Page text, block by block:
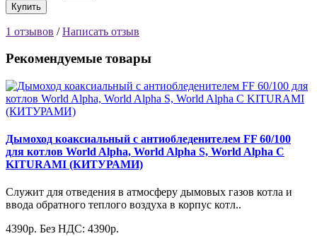
Купить
1 отзывов /Написать отзыв
Рекомендуемые товары
Дымоход коаксиальный с антиобледенителем FF 60/100
для котлов World Alpha, World Alpha S, World Alpha C
KITURAMI (КИТУРАМИ)
Служит для отведения в атмосферу дымовых газов котла и
ввода обратного теплого воздуха в корпус котл..
4390р. Без НДС: 4390р.